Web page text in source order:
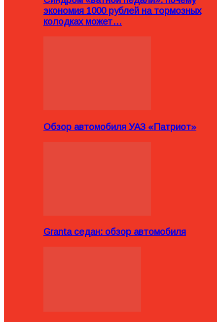
экономия 1000 рублей на тормозных
колодках может…
Обзор автомобиля УАЗ «Патриот»
Granta седан: обзор автомобиля